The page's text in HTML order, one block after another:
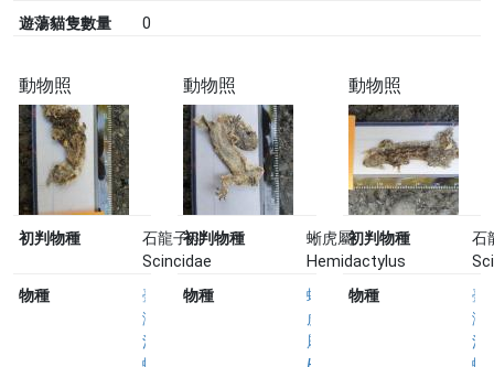
遊蕩貓隻數量
0
動物照
初判物種
石龍子科
Scincidae
物種
臺
灣
滑
動物照
初判物種
蜥虎屬
Hemidactylus
物種
蜥
虎
屬
動物照
初判物種
石
物種
臺
灣
滑